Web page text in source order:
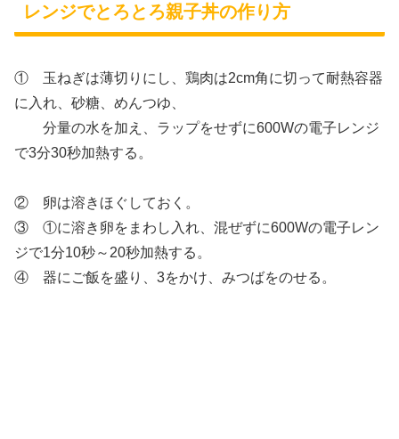
レンジでとろとろ親子丼の作り方
① 玉ねぎは薄切りにし、鶏肉は2cm角に切って耐熱容器
に入れ、砂糖、めんつゆ、
分量の水を加え、ラップをせずに600Wの電子レンジ
で3分30秒加熱する。
② 卵は溶きほぐしておく。
③ ①に溶き卵をまわし入れ、混ぜずに600Wの電子レン
ジで1分10秒～20秒加熱する。
④ 器にご飯を盛り、3をかけ、みつばをのせる。